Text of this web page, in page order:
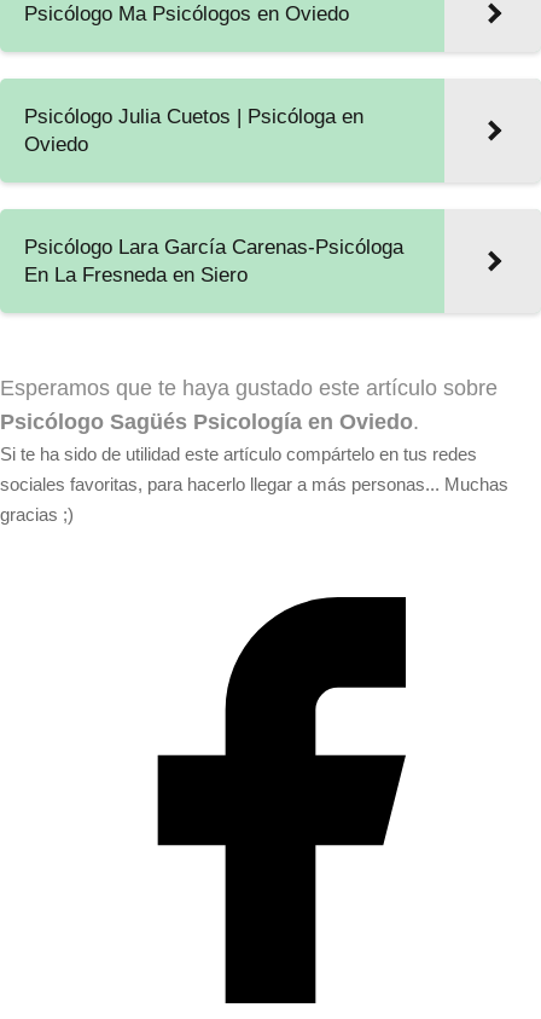
Psicólogo Ma Psicólogos en Oviedo
Psicólogo Julia Cuetos | Psicóloga en
Oviedo
Psicólogo Lara García Carenas-Psicóloga
En La Fresneda en Siero
Esperamos que te haya gustado este artículo sobre
Psicólogo Sagüés Psicología en Oviedo.
Si te ha sido de utilidad este artículo compártelo en tus redes
sociales favoritas, para hacerlo llegar a más personas... Muchas
gracias ;)